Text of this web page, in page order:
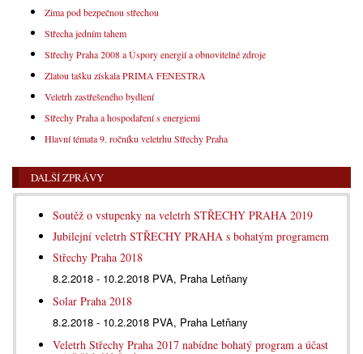
Zima pod bezpečnou střechou
Střecha jedním tahem
Střechy Praha 2008 a Úspory energií a obnovitelné zdroje
Zlatou tašku získala PRIMA FENESTRA
Veletrh zastřešeného bydlení
Střechy Praha a hospodaření s energiemi
Hlavní témata 9. ročníku veletrhu Střechy Praha
DALŠÍ ZPRÁVY
Soutěž o vstupenky na veletrh STŘECHY PRAHA 2019
Jubilejní veletrh STŘECHY PRAHA s bohatým programem
Střechy Praha 2018
8.2.2018 - 10.2.2018 PVA, Praha Letňany
Solar Praha 2018
8.2.2018 - 10.2.2018 PVA, Praha Letňany
Veletrh Střechy Praha 2017 nabídne bohatý program a účast